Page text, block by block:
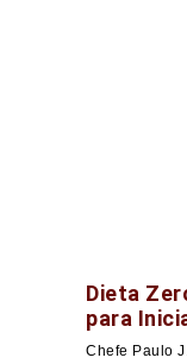
Dieta
para
Chefe Paulo